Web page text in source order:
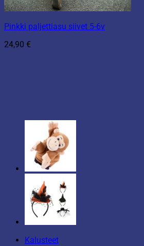
Pinkki paljettiasu siivet 5-6v
24,90 €
Kalusteet